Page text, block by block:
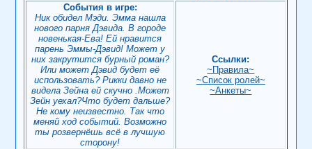
События в игре:
Ник обидел Мэди. Эмма нашла
нового парня Дэвида. В городе
новенькая-Ева! Ей нравится
парень Эммы-Дэвид! Может у
них закрутится бурный роман?
Или может Дэвид будет её
использовать? Рикки давно не
видела Зейна ей скучно .Может
Зейн уехал?Что будет дальше?
Не кому неизвестно. Так что
меняй ход событий. Возможно
ты розвернёшь всё в лучшую
сторону!
Ссылки:
~Правила~
~Список ролей~
~Анкеты~